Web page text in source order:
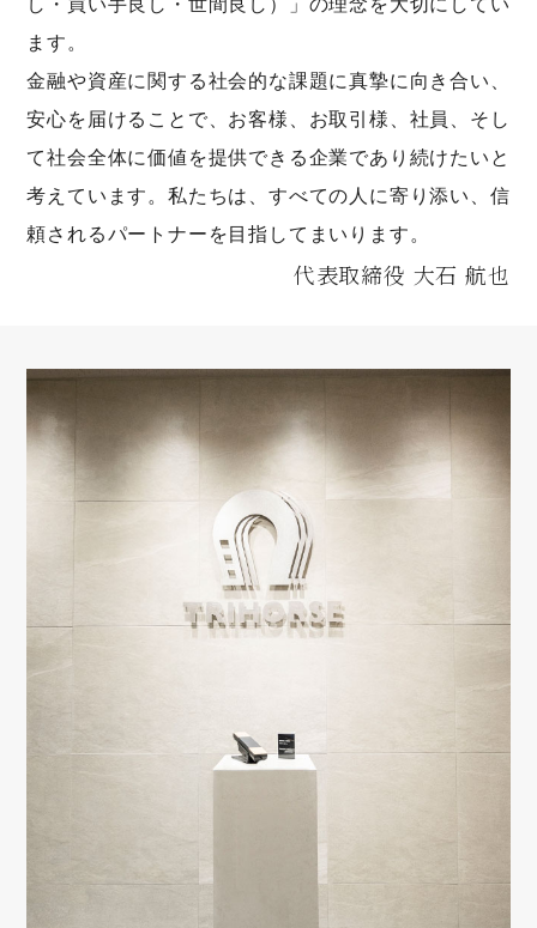
ます。
金融や資産に関する社会的な課題に真摯に向き合い、
安心を届けることで、お客様、お取引様、社員、そし
て社会全体に価値を提供できる企業であり続けたいと
考えています。私たちは、すべての人に寄り添い、信
頼されるパートナーを目指してまいります。
代表取締役 大石 航也